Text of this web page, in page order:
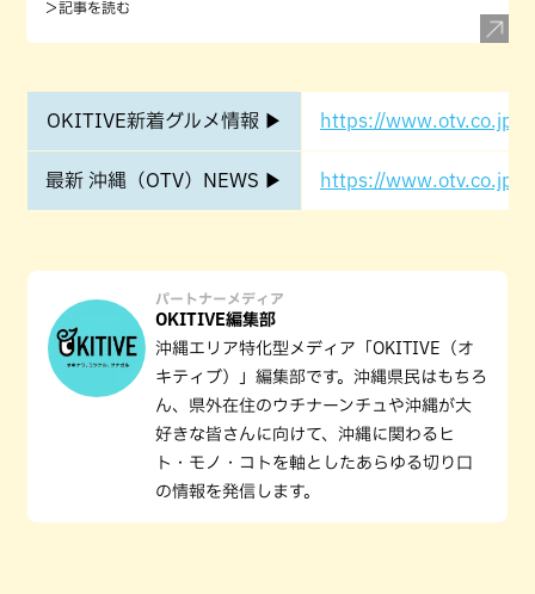
＞記事を読む
OKITIVE新着グルメ情報 ▶ https://www.otv.co.jp/
最新 沖縄（OTV）NEWS ▶ https://www.otv.co.jp/
パートナーメディア
OKITIVE編集部
沖縄エリア特化型メディア「OKITIVE（オ
キティブ）」編集部です。沖縄県民はもちろ
ん、県外在住のウチナーンチュや沖縄が大
好きな皆さんに向けて、沖縄に関わるヒ
ト・モノ・コトを軸としたあらゆる切り口
の情報を発信します。